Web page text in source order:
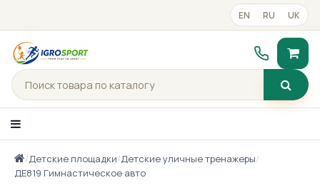
EN RU UK
Каталог товаров
/Детские площадки/Детские уличные тренажеры/
ДЕ819 Гимнастическое авто